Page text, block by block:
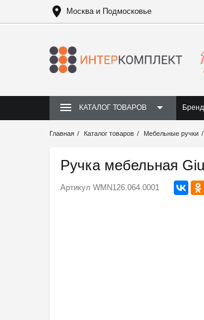
Москва и Подмосковье
КАТАЛОГ ТОВАРОВ
Главная Каталог товаров Мебельные ручки
Ручка мебельная
Артикул WMN126.064.0001